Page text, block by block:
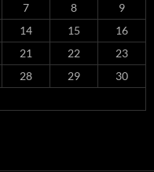
7 8
9
14 15
16
21 22
23
28 29
30